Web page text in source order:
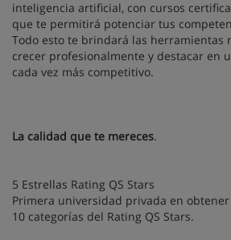
inteligencia artificial, con cursos
que te permitirá potenciar tus
Todo esto te brindará las herramientas
crecer profesionalmente y destacar en
cada vez más competitivo.
La calidad que te mereces.
5 Estrellas Rating QS Stars
Primera universidad privada en
10 categorías del Rating QS Stars.